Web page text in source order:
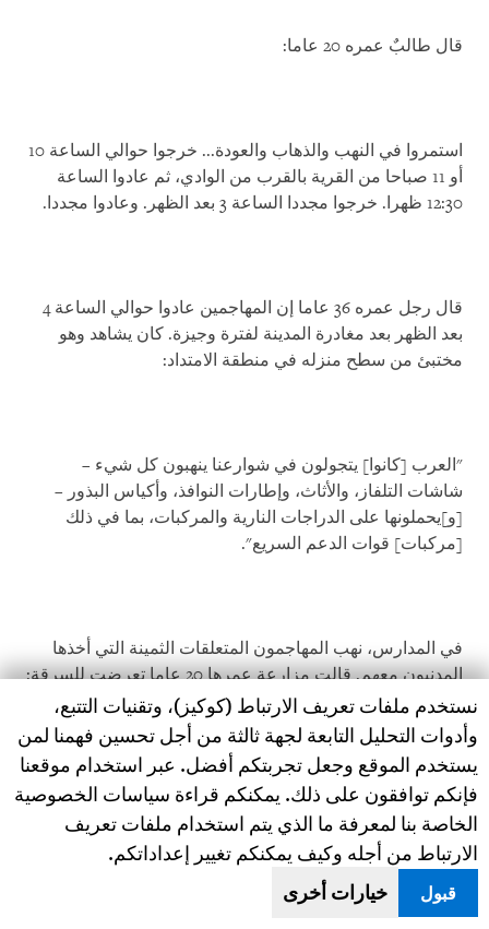
قال طالبٌ عمره 20 عاما:
استمروا في النهب والذهاب والعودة... خرجوا حوالي الساعة 10
أو 11 صباحا من القرية بالقرب من الوادي، ثم عادوا الساعة
12:30 ظهرا. خرجوا مجددا الساعة 3 بعد الظهر. وعادوا مجددا.
قال رجل عمره 36 عاما إن المهاجمين عادوا حوالي الساعة 4
بعد الظهر بعد مغادرة المدينة لفترة وجيزة. كان يشاهد وهو
مختبئ من سطح منزله في منطقة الامتداد:
"العرب [كانوا] يتجولون في شوارعنا ينهبون كل شيء –
شاشات التلفاز، والأثاث، وإطارات النوافذ، وأكياس البذور –
[و]يحملونها على الدراجات النارية والمركبات، بما في ذلك
[مركبات] قوات الدعم السريع".
في المدارس، نهب المهاجمون المتعلقات الثمينة التي أخذها
المدنيون معهم. قالت مزارعة عمرها 20 عاما تعرضت للسرقة:
"أخذوا البطانيات، والمراتب، والأسرّة، والنقود، والهواتف...
والحمير... وأحرقوا ما تبقى من الأشياء". قدّر مدرس عمره 35
عاما أنه بالإضافة إلى الذهب والهواتف التي أخذها المهاجمون
من أشخاص مختبئين في الفصول الدراسية، فقد سرقوا أيضا
أكثر من 50 حيوانا، منها الخيول والحمير والماعز، من المدارس.
أضرم المهاجمون النار في المنازل والسوق أثناء مسيرهم في
Human Rights Watch cookie preferences
نستخدم ملفات تعريف الارتباط (كوكيز)، وتقنيات التتبع،
وأدوات التحليل التابعة لجهة ثالثة من أجل تحسين فهمنا لمن
يستخدم الموقع وجعل تجربتكم أفضل. عبر استخدام موقعنا
فإنكم توافقون على ذلك. يمكنكم قراءة سياسات الخصوصية
الخاصة بنا لمعرفة ما الذي يتم استخدام ملفات تعريف
الارتباط من أجله وكيف يمكنكم تغيير إعداداتكم.
قبول خيارات أخرى